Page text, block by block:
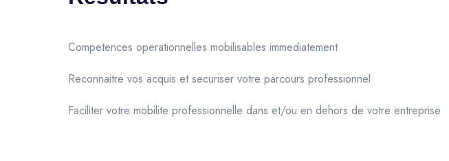
Competences operationnelles mobilisables immediatement
Reconnaitre vos acquis et securiser votre parcours professionnel
Faciliter votre mobilite professionnelle dans et/ou en dehors de votre entreprise